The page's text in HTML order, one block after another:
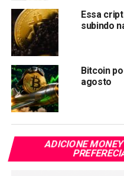
questão de horas.
Trump e a
pode estar mais na
técnicos.
por causa da Groenlândia.
mundo cripto, mas não é.
Essa
subindo
Bitcoin
agosto
ADICIONE